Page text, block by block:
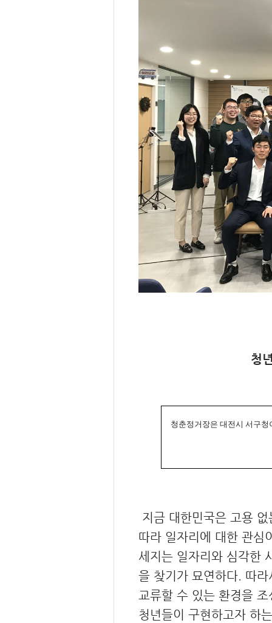
청
청춘정거장은 대전시 서구청
지금 대한민국은 고용
따라 일자리에 대한 관심
세지는 일자리와 심각한
을 찾기가 묘연하다. 따
교류할 수 있는 환경을
청년들이 구현하고자 하